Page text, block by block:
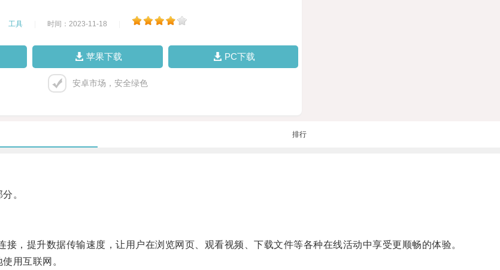
工具 时间：2023-11-18
苹果下载 PC下载
安卓市场，安全绿色
排行
。
提升数据传输速度，让用户在浏览网页、观看视频、下载文件等各种在线活动中享受更顺畅的体验。
用互联网。